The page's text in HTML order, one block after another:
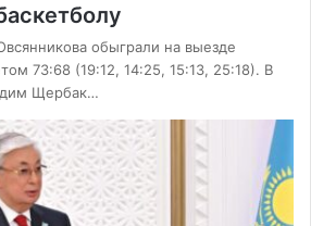
обыграли на выезде
73:68 (19:12, 14:25, 15:13, 25:18). В
Щербак…